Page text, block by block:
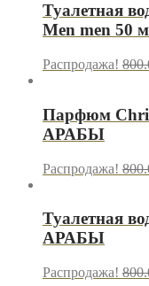
Туалетная
Men men 50
Распродажа!
Парфюм
АРАБЫ
Распродажа!
Туалетная
АРАБЫ
Распродажа!